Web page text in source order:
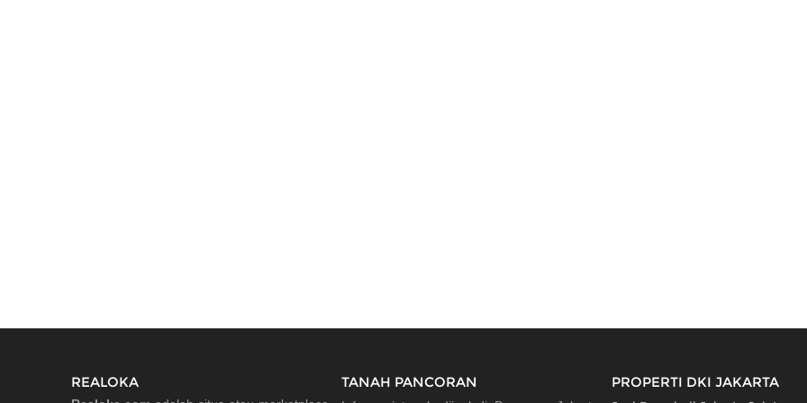
REALOKA TANAH PANCORAN PROPERTI DKI JAKARTA